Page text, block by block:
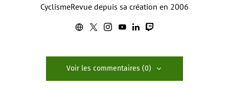
CyclismeRevue depuis sa création en 2006
Voir les commentaires (0)